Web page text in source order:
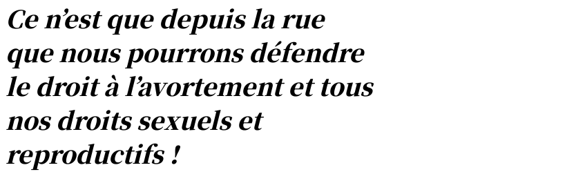
Ce n’est que depuis la rue
que nous pourrons défendre
le droit à l’avortement et tous
nos droits sexuels et
reproductifs !